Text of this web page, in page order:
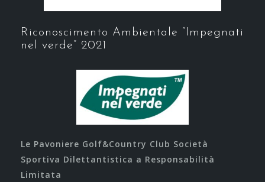
Riconoscimento Ambientale “Impegnati
nel verde” 2021
Le Pavoniere Golf&Country Club Società
Sportiva Dilettantistica a Responsabilità
Limitata